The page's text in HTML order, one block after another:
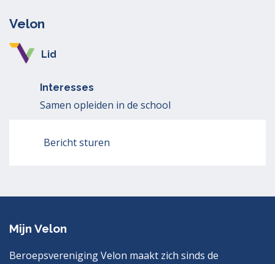
Velon
Lid
Interesses
Samen opleiden in de school
Bericht sturen
Mijn Velon
Beroepsvereniging Velon maakt zich sinds de